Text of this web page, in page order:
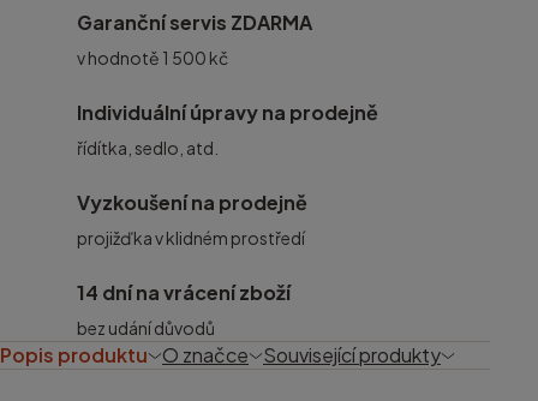
Garanční servis ZDARMA
v hodnotě 1 500 kč
Individuální úpravy na prodejně
řídítka, sedlo, atd.
Vyzkoušení na prodejně
projižďka v klidném prostředí
14 dní na vrácení zboží
bez udání důvodů
Popis produktu O značce Související produkty